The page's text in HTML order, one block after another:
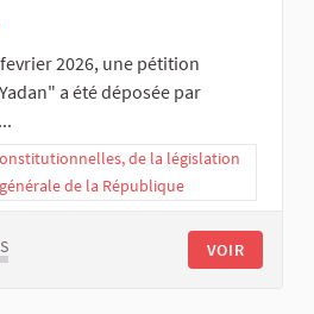
fevrier 2026, une pétition
a été déposée par
de la législation
de la République
VOIR